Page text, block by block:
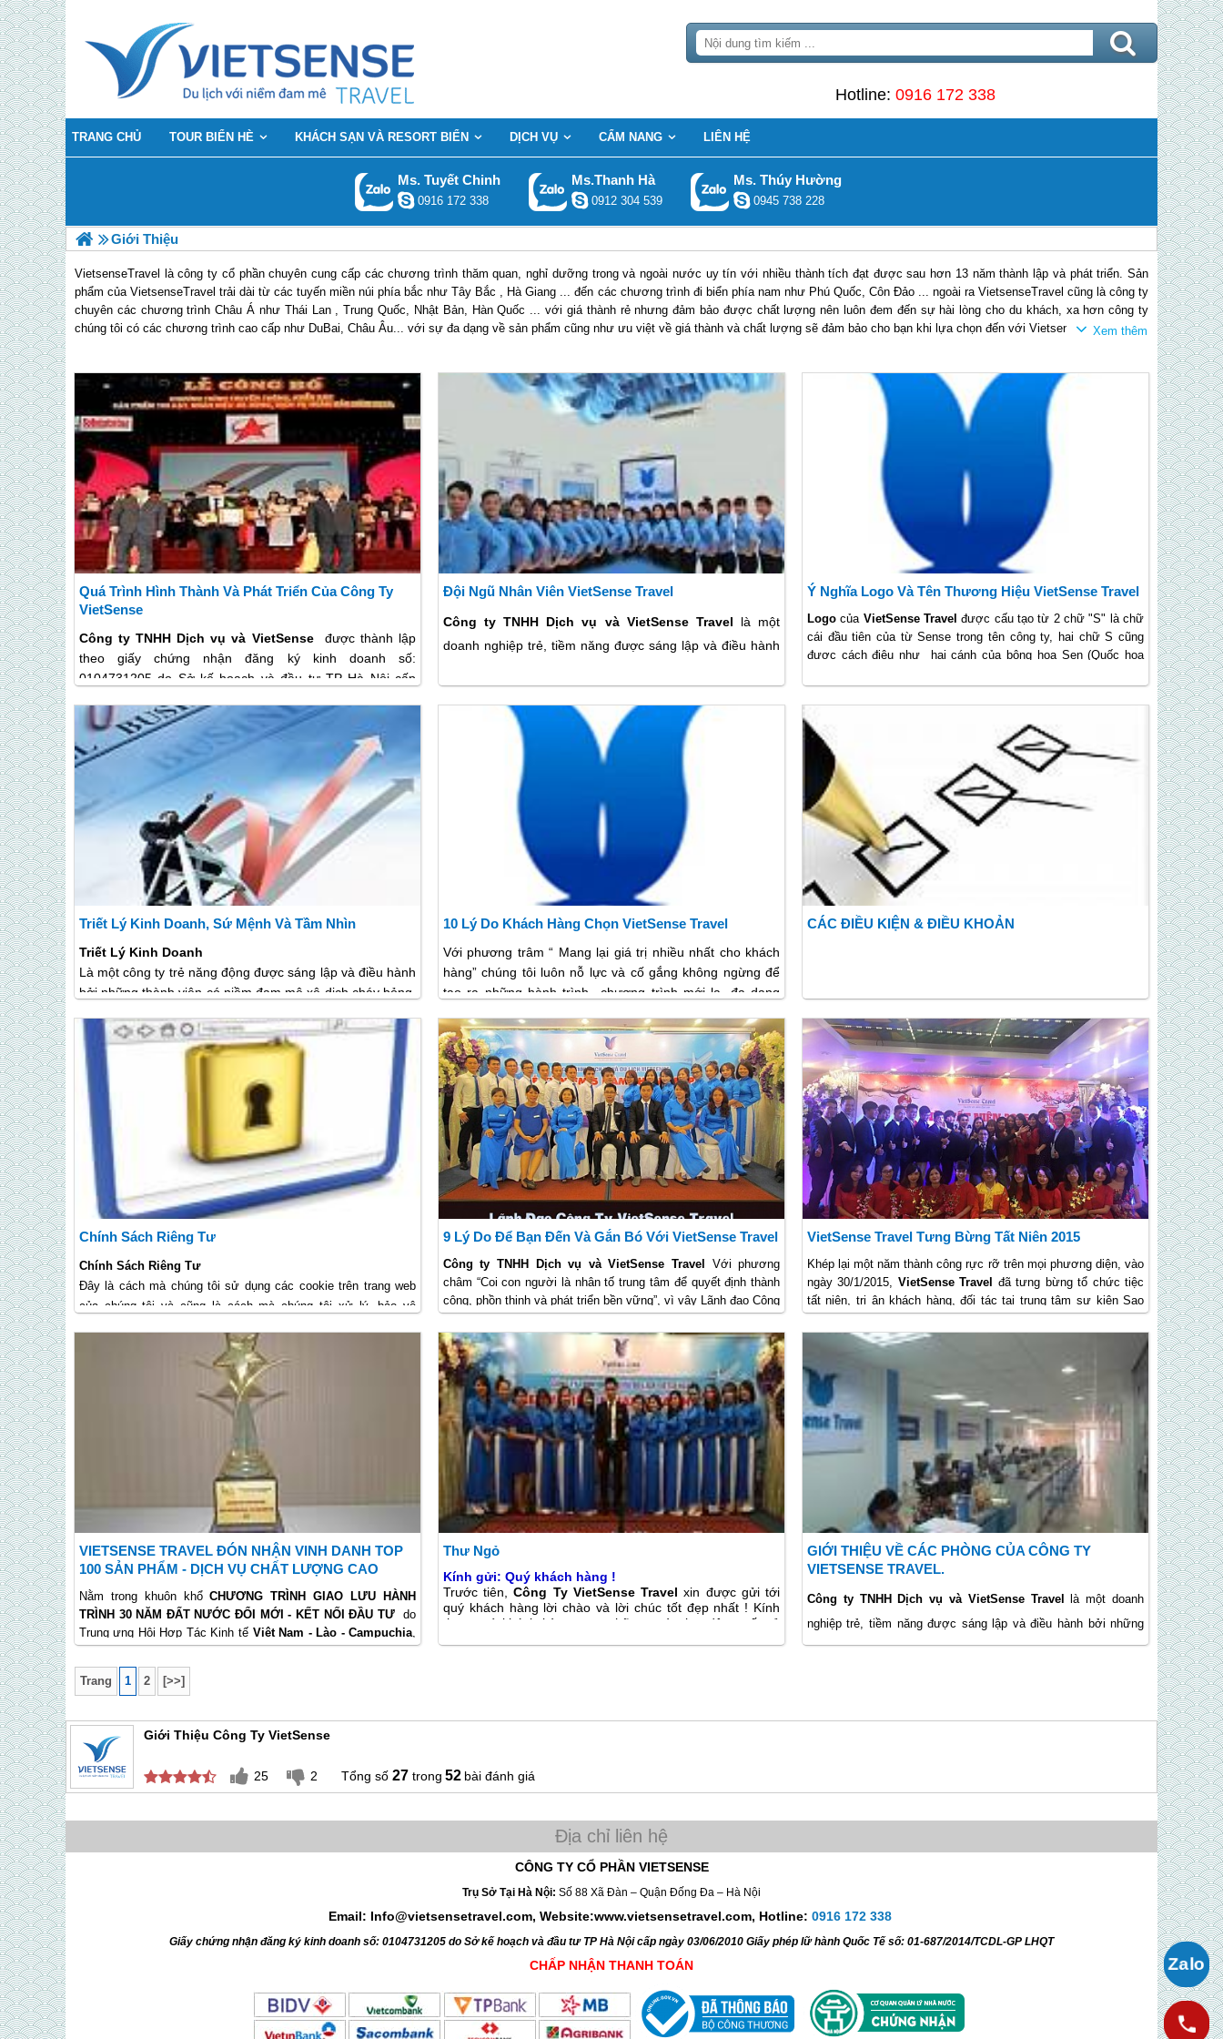
Hotline: 0916 172 338
TRANG CHỦ TOUR BIỂN HÈ KHÁCH SẠN VÀ RESORT BIỂN DỊCH VỤ CẨM NANG LIÊN HỆ
Ms. Tuyết Chinh
0916 172 338
Ms.Thanh Hà
0912 304 539
Ms. Thúy Hường
0945 738 228
Giới Thiệu
VietsenseTravel là công ty cổ phần chuyên cung cấp các chương trình thăm quan, nghỉ dưỡng trong và ngoài nước uy tín với nhiều thành tích đạt được sau hơn 13 năm thành lập và phát triển. Sản
phẩm của VietsenseTravel trải dài từ các tuyến miền núi phía bắc như Tây Bắc , Hà Giang ... đến các chương trình đi biển phía nam như Phú Quốc, Côn Đảo ... ngoài ra VietsenseTravel cũng là công ty
chuyên các chương trình Châu Á như Thái Lan , Trung Quốc, Nhật Bản, Hàn Quốc ... với giá thành rẻ nhưng đảm bảo được chất lượng nên luôn đem đến sự hài lòng cho du khách, xa hơn công ty
chúng tôi có các chương trình cao cấp như DuBai, Châu Âu... với sự đa dạng về sản phẩm cũng như ưu việt về giá thành và chất lượng sẽ đảm bảo cho bạn khi lựa chọn đến với VietsenseTravel.
Văn hóa - Thể Thao phối hợp cùng với Tổng cục đã tổ chức. Các giải giải thưởng của các năm trước như : Dịch Vụ Chất Lượng Cao Asean - 2016, Thương Hiệu Việt Nam Tin Dùng - 2015, cùng nhiều
giải thưởng khác ...
VietsenseTravel có trụ sở chính tại số 88 Xã Đàn - Đống Đa - Hà Nội
Website chính :http://vietsensetravel.com
Fanpage chính :https://www.facebook.com/TravelVietsense
Tổng đài :1900545519.
Bản đồ vị trí công ty VietsenseTravel :
Quá Trình Hình Thành Và Phát Triển Của Công Ty
VietSense
Công ty TNHH Dịch vụ và VietSense
được thành lập
theo giấy chứng nhận đăng ký kinh doanh số:
0104731205 do Sở kế hoạch và đầu tư TP Hà Nội cấp
Phường Trương Định, quận Hai Bà Trưng, Tp Hà Nội.
Đội Ngũ Nhân Viên VietSense Travel
Công ty TNHH Dịch vụ và VietSense Travel là một
doanh nghiệp trẻ, tiềm năng được sáng lập và điều hành
Đông Nam Á. Với đội ngũ cán bộ, nhân viên có trình độ
đại học và trên đại học chuyên nghiệp, nhiệt tình, sáng
Công ty Vietsense
đã và đang không ngừng nỗ lực,
phấn đấu nhằm tạo ra những sản phẩm trải nghiệm tốt
nhất cho mọi Lữ khách …
Ý Nghĩa Logo Và Tên Thương Hiệu VietSense Travel
Logocủa VietSense Travel được cấu tạo từ 2 chữ "S" là chữ
cái đầu tiên của từ Sense trong tên công ty, hai chữ S cũng
được cách điệu như hai cánh của bông hoa Sen (Quốc hoa
là biểu tượng cho VietSense mà còn là biểu tượng của tinh
thần quyết thắng (Victory), biểu tượng của Viet Nam của sự
đoàn kết đồng lòng với niềm tin xuất phát từ trái tim cho một
tương lai chung khởi sắc của Lữ Hành Việt Nam .
Triết Lý Kinh Doanh, Sứ Mệnh Và Tầm Nhìn
Triết Lý Kinh Doanh
Là một công ty trẻ năng động được sáng lập và điều hành
bởi những thành viên có niềm đam mê xê dịch cháy bỏng,
khác hàng và phát triển bền trải nghiệm bền vững.
VietSense Travel chắt lọc những tinh hoa của nền văn hóa
thế giới và văn hóa, địa lý, lịch sử, phong tục tập quán của
con người Việt Nam để tạo ra những sản phẩm chương
trình đa dạng và phong phú cho khách thăm quan, đáp
ứng mọi nhu cầu hành trình trong nước, nước ngoài của
khách hàng Việt Nam và phục vụ tốt nhất nhu cầu thăm
quan, trải nghiệm của quốc tế đến với Việt Nam của
khách thăm quan quốc tế đồng thời tự tin hội nhập, hợp
tác, chia sẻ kinh nghiệm với đối tác toàn cầu nhằm quảng
bá hình ảnh đất nước con người Việt Nam ra thế giới.
10 Lý Do Khách Hàng Chọn VietSense Travel
Với phương trâm “ Mang lại giá trị nhiều nhất cho khách
hàng” chúng tôi luôn nỗ lực và cố gắng không ngừng để
tạo ra những hành trình chương trình mới lạ, đa dạng
vững chắc cho khách hàng và đáp lại niềm tin yêu của
của quý khách với chúng tôi, giá trị mà chúng tôi tạo ra
không chỉ là đảm bảo chất lượng dịch vụ tương xứng với
chi phí, mà còn là giá trị thời gian và cơ hội của sự hài
lòng, thỏa mãn của quý khách mỗi khách hàng đến với
chúng tôi bởi những giá trị thiết thực sau:
CÁC ĐIỀU KIỆN & ĐIỀU KHOẢN
Chính Sách Riêng Tư
Chính Sách Riêng Tư
Đây là cách mà chúng tôi sử dụng các cookie trên trang web
của chúng tôi và cũng là cách mà chúng tôi xử lý, bảo vệ
9 Lý Do Để Bạn Đến Và Gắn Bó Với VietSense Travel
Công ty TNHH Dịch vụ và VietSense Travel
Với phương
châm “Coi con người là nhân tố trung tâm để quyết định thành
công, phồn thịnh và phát triển bền vững”, vì vậy Lãnh đạo Công
làm cụ thể như mở rộng quy kinh doanh, đa dạng hóa hệ thống
dịch vụ trải nghiệm góp phần tạo công ăn việc làm ổn định và
tăng thu nhập cho cán bộ công nhân viên của Công ty. Điều
này được thể hiện rất rõ qua những lý do dưới đây.
VietSense Travel Tưng Bừng Tất Niên 2015
Khép lại một năm thành công rực rỡ trên mọi phương diện, vào
ngày 30/1/2015, VietSense Travel
đã tưng bừng tổ chức tiệc
tất niên, tri ân khách hàng, đối tác tại trung tâm sự kiện Sao
VIETSENSE TRAVEL ĐÓN NHẬN VINH DANH TOP
100 SẢN PHẨM - DỊCH VỤ CHẤT LƯỢNG CAO
ASEAN
Nằm trong khuôn khổCHƯƠNG TRÌNH GIAO LƯU HÀNH
TRÌNH 30 NĂM ĐẤT NƯỚC ĐỔI MỚI - KẾT NỐI ĐẦU TƯ do
Trung ưng Hộị Hợp Tác Kinh tế Việt Nam - Lào - Campuchia,
tổ chức diễn ra vào vào chiều ngày 3/1/2016 tại nhà hát Âu Cơ
Hà Nội.
Thư Ngỏ
Kính gửi: Quý khách hàng !
Trước tiên,Công Ty VietSense Travelxin được gửi tới
quý khách hàng lời chào và lời chúc tốt đẹp nhất ! Kính
thưa quý khách hàng, sau những ngày lao động vất vả
GIỚI THIỆU VỀ CÁC PHÒNG CỦA CÔNG TY
VIETSENSE TRAVEL.
Công ty TNHH Dịch vụ và VietSense Travel
là một doanh
nghiệp trẻ, tiềm năng được sáng lập và điều hành bởi những
thành viên đã làm việc và gắn bó lâu năm trong ngành Dịch vụ
chuyên nghiệp, nhiệt tình, sáng tạo Công ty Vietsense đã và
Với phương châm “Coi con người là nhân tố trung tâm để
quyết định thành công, phồn thịnh và phát triển bền vững” ngay
Trang 1 2 [>>]
Giới Thiệu Công Ty VietSense
25 2 27 52 bài đánh giá
CÔNG TY CỔ PHẦN VIETSENSE
Trụ Sở Tại Hà Nội: Số 88 Xã Đàn – Quận Đống Đa – Hà Nội
Email: Info@vietsensetravel.com, Website:www.vietsensetravel.com, Hotline: 0916 172 338
Giấy chứng nhận đăng ký kinh doanh số: 0104731205 do Sở kế hoạch và đầu tư TP Hà Nội cấp ngày 03/06/2010 Giấy phép lữ hành Quốc Tế số: 01-687/2014/TCDL-GP LHQT
CHẤP NHẬN THANH TOÁN